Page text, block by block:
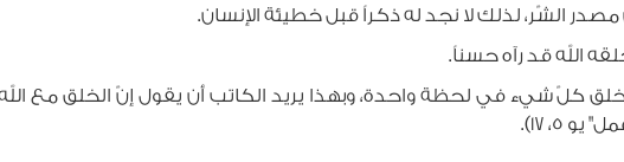
لذلك لا نجد له ذكراً قبل خطيئة الإنسان.
قد رآه حسناً.
في لحظة واحدة، وبهذا يريد الكاتب أن يقول إنّ الخلق مع الله
5، 17).